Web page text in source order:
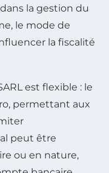
la gestion du
le mode de
la fiscalité
est flexible : le
permettant aux
peut être
ou en nature,